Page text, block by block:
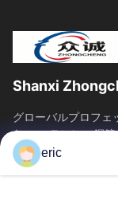
Shanxi
グローバルプロフェ
ヤー ステンレス鋼
一端的な供給ソリュ
SAIKESAISI水
eric